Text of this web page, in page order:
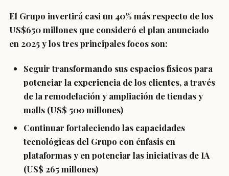
El Grupo invertirá casi un 40% más respecto de los
US$650 millones que consideró el plan anunciado
en 2025 y los tres principales focos son:
Seguir transformando sus espacios físicos para
potenciar la experiencia de los clientes, a través
de la remodelación y ampliación de tiendas y
malls (US$ 500 millones)
Continuar fortaleciendo las capacidades
tecnológicas del Grupo con énfasis en
plataformas y en potenciar las iniciativas de IA
(US$ 265 millones)